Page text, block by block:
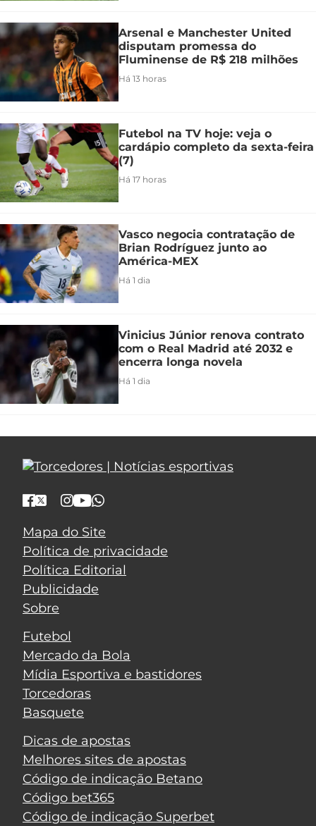
Arsenal e Manchester United
disputam promessa do
Fluminense de R$ 218 milhões
Há 13 horas
Futebol na TV hoje: veja o
cardápio completo da sexta-feira
(7)
Há 17 horas
Vasco negocia contratação de
Brian Rodríguez junto ao
América-MEX
Há 1 dia
Vinicius Júnior renova contrato
com o Real Madrid até 2032 e
encerra longa novela
Há 1 dia
Mapa do Site
Política de privacidade
Política Editorial
Publicidade
Sobre
Futebol
Mercado da Bola
Mídia Esportiva e bastidores
Torcedoras
Basquete
Dicas de apostas
Melhores sites de apostas
Código de indicação Betano
Código bet365
Código de indicação Superbet